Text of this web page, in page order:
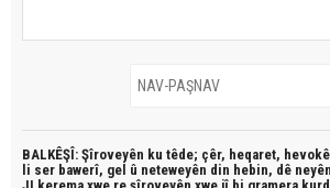
BALKÊŞÎ: Şîroveyên ku têde; çêr, heqaret,
li ser bawerî, gel û neteweyên din hebin, dê